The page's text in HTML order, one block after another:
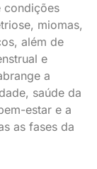
condições
miomas,
além de
e
a
saúde da
estar e a
as fases da